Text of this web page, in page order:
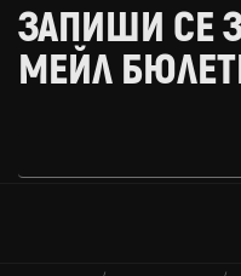
ЗАПИШИ СЕ
МЕЙЛ